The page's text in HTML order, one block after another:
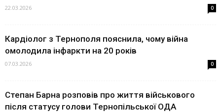
22.03.2026 0
Кардіолог з Тернополя пояснила, чому війна
омолодила інфаркти на 20 років
07.03.2026 0
Степан Барна розповів про життя військового
після статусу голови Тернопільської ОДА